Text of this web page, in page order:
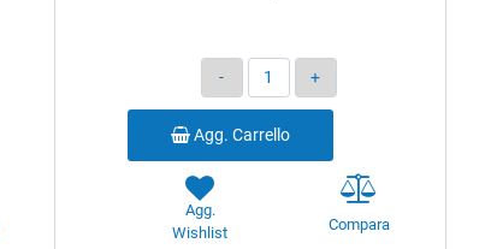
Quantità
Agg. Carrello
Agg.
Wishlist
Compara